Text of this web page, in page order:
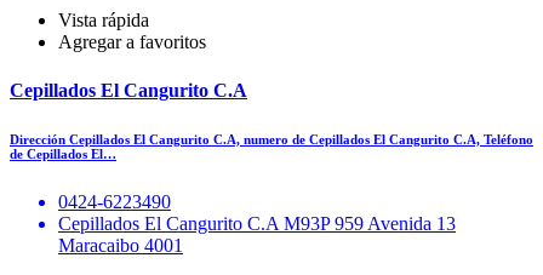
Vista rápida
Agregar a favoritos
Cepillados El Cangurito C.A
Dirección Cepillados El Cangurito C.A, numero de Cepillados El Cangurito C.A, Teléfono
de Cepillados El…
0424-6223490
Cepillados El Cangurito C.A M93P 959 Avenida 13
Maracaibo 4001